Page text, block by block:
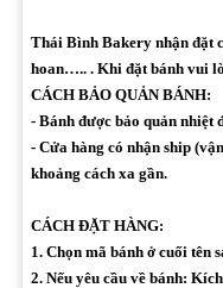
Thái Bình Bakery nhận đặt
hoan….. . Khi đặt bánh vui
CÁCH BẢO QUẢN BÁNH:
- Bánh được bảo quản nhiệt
- Cửa hàng có nhận ship
khoảng cách xa gần.
CÁCH ĐẶT HÀNG:
1. Chọn mã bánh ở cuối tên
2. Nếu yêu cầu về bánh: